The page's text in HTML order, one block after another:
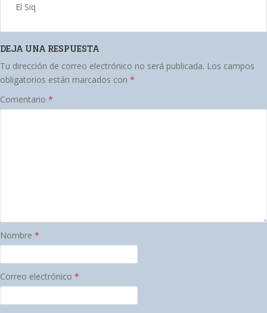
El Siq
DEJA UNA RESPUESTA
Tu dirección de correo electrónico no será publicada. Los campos
obligatorios están marcados con *
Comentario *
Nombre *
Correo electrónico *